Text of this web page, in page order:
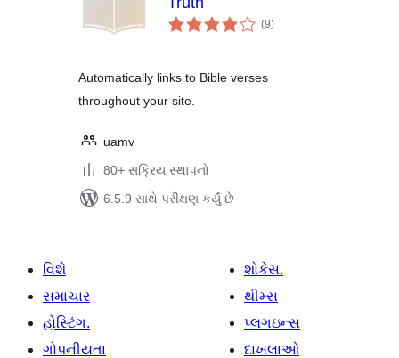
(9કુલ
રેટિંગ્સ
)
Automatically links to Bible verses
throughout your site.
uamv
80+ સક્રિય સ્થાપનો
6.5.9 સાથે પરીક્ષણ કર્યું છે
વિશે
સમાચાર
હોસ્ટિંગ.
ગોપનીયતા
શોકેસ.
થીમ્સ
પ્લગઇન્સ
દાખલાઓ